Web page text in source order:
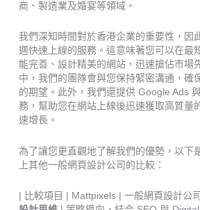
商、製造業及婚宴等領域。
我們深知時間對於香港企業的重要性，因
週快速上線的服務。這意味著您可以在最
能完善、設計精美的網站，迅速搶佔市場
中，我們的團隊會與您保持緊密溝通，確
的期望。此外，我們還提供 Google Ads
務，幫助您在網站上線後迅速獲取高質量
速增長。
為了讓您更直觀地了解我們的優勢，以下
上其他一般網頁設計公司的比較：
| 比較項目 | Mattpixels | 一般網頁設計